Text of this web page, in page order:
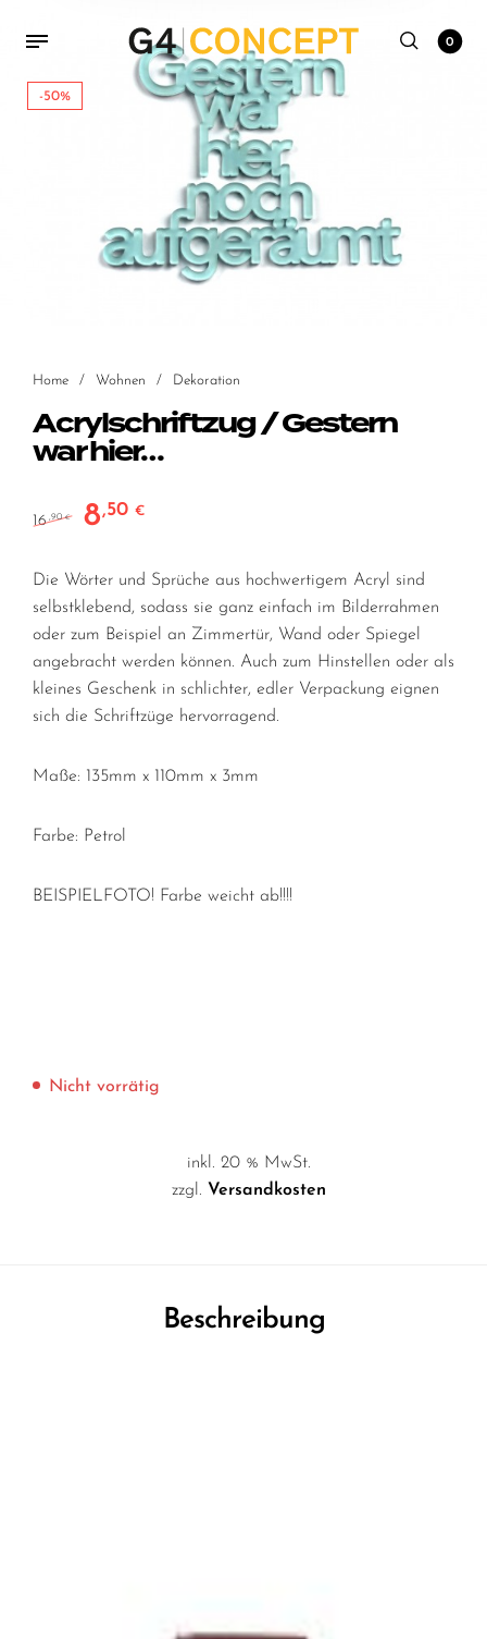
0
-50%
Home / Wohnen / Dekoration
Acrylschriftzug / Gestern
war hier…
16 ,90€ Ursprünglicher Preis war: 16,90 €
8,50€
Die Wörter und Sprüche aus hochwertigem Acryl sind
selbstklebend, sodass sie ganz einfach im Bilderrahmen
oder zum Beispiel an Zimmertür, Wand oder Spiegel
angebracht werden können. Auch zum Hinstellen oder als
kleines Geschenk in schlichter, edler Verpackung eignen
sich die Schriftzüge hervorragend.
Maße: 135mm x 110mm x 3mm
Farbe: Petrol
BEISPIELFOTO! Farbe weicht ab!!!!
Nicht vorrätig
inkl. 20 % MwSt.
zzgl. Versandkosten
Beschreibung